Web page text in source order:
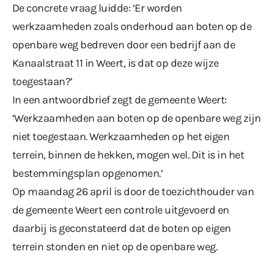
De concrete vraag luidde: ‘Er worden
werkzaamheden zoals onderhoud aan boten op de
openbare weg bedreven door een bedrijf aan de
Kanaalstraat 11 in Weert, is dat op deze wijze
toegestaan?’
In een antwoordbrief zegt de gemeente Weert:
‘Werkzaamheden aan boten op de openbare weg zijn
niet toegestaan. Werkzaamheden op het eigen
terrein, binnen de hekken, mogen wel. Dit is in het
bestemmingsplan opgenomen.’
Op maandag 26 april is door de toezichthouder van
de gemeente Weert een controle uitgevoerd en
daarbij is geconstateerd dat de boten op eigen
terrein stonden en niet op de openbare weg.